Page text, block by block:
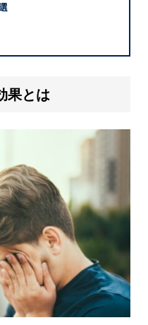
果とは